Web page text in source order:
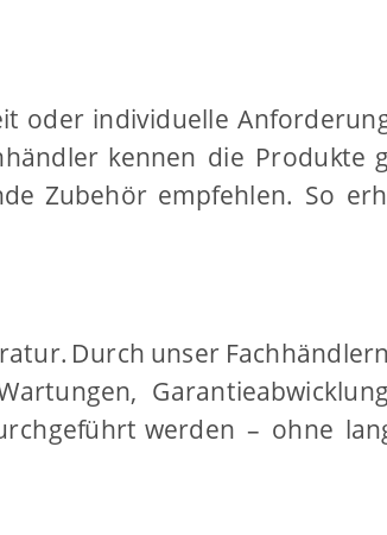
oder individuelle
kennen die Produkte
Zubehör empfehlen. So
Durch unser
werden – ohne